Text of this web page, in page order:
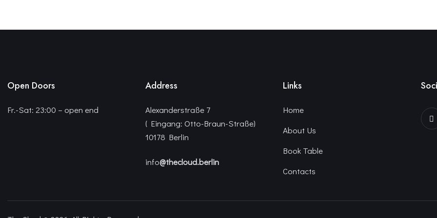
Open Doors
Fr.-Sat: 23:00 – open end
Address
Alexanderstraße 7
( Eingang: Otto-Braun-Straße)
10178 Berlin
info@thecloud.berlin
Links
Home
About Us
Book Table
Contacts